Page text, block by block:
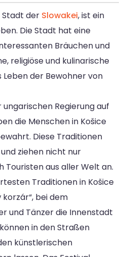
Stadt der Slowakei, ist ein
Die Stadt hat eine
Bräuchen und
religiöse und kulinarische
der Bewohner von
ungarischen Regierung auf
die Menschen in Košice
Diese Traditionen
ziehen nicht nur
Touristen aus aller Welt an.
Traditionen in Košice
korzár“, bei dem
und Tänzer die Innenstadt
in den Straßen
künstlerischen